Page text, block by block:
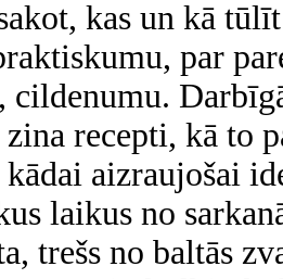
kas un kā
par
cildenumu.
zina recepti, kā to
kādai aizraujošai
laikus no
trešs no baltās